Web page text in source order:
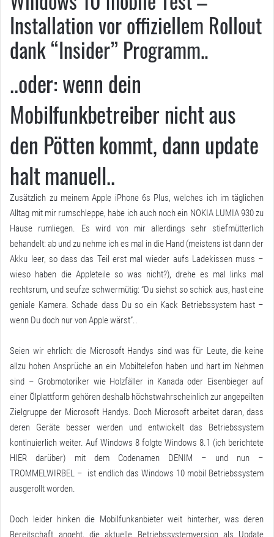
Installation vor offiziellem Rollout
dank “Insider” Programm..
..oder: wenn dein
Mobilfunkbetreiber nicht aus
den Pötten kommt, dann update
halt manuell..
Zusätzlich zu meinem Apple iPhone 6s Plus, welches ich im täglichen
Alltag mit mir rumschleppe, habe ich auch noch ein NOKIA LUMIA 930 zu
Hause rumliegen. Es wird von mir allerdings sehr stiefmütterlich
behandelt: ab und zu nehme ich es mal in die Hand (meistens ist dann der
Akku leer, so dass das Teil erst mal wieder aufs Ladekissen muss –
wieso haben die Appleteile so was nicht?), drehe es mal links mal
rechtsrum, und seufze schwermütig: “Du siehst so schick aus, hast eine
geniale Kamera. Schade dass Du so ein Kack Betriebssystem hast –
wenn Du doch nur von Apple wärst”..
Seien wir ehrlich: die Microsoft Handys sind was für Leute, die keine
allzu hohen Ansprüche an ein Mobiltelefon haben und hart im Nehmen
sind – Grobmotoriker wie Holzfäller in Kanada oder Eisenbieger auf
einer Ölplattform gehören deshalb höchstwahrscheinlich zur angepeilten
Zielgruppe der Microsoft Handys. Doch Microsoft arbeitet daran, dass
deren Geräte besser werden und entwickelt das Betriebssystem
kontinuierlich weiter. Auf Windows 8 folgte Windows 8.1 (ich berichtete
HIER darüber) mit dem Codenamen DENIM – und nun –
TROMMELWIRBEL – ist endlich das Windows 10 mobil Betriebssystem
ausgerollt worden.
Doch leider hinken die Mobilfunkanbieter weit hinterher, was deren
Bereitschaft angeht, die aktuelle Betriebssystemversion als Update